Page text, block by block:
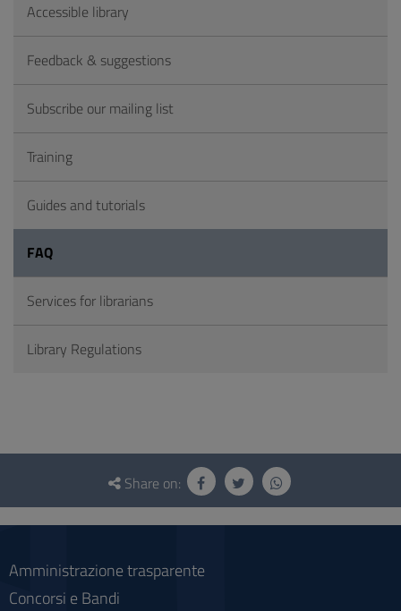
Accessible library
Feedback & suggestions
Subscribe our mailing list
Training
Guides and tutorials
FAQ
Services for librarians
Library Regulations
Questionnaire
social
Share on:
Amministrazione trasparente
Concorsi e Bandi